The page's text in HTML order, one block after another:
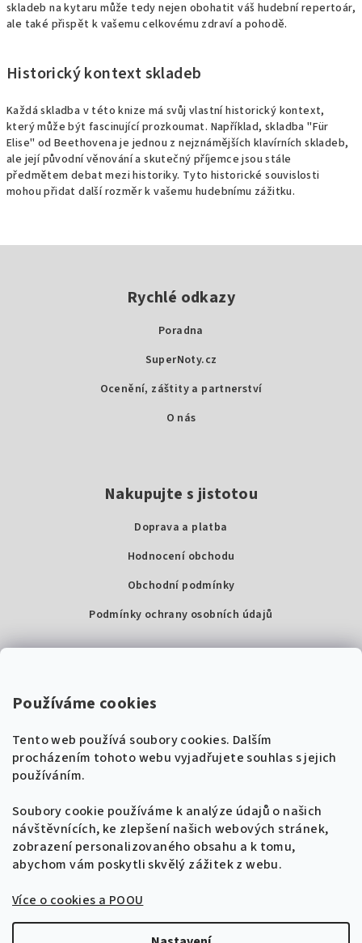
Používáme cookies
Tento web používá soubory cookies. Dalším
procházením tohoto webu vyjadřujete souhlas s jejich
používáním.
Soubory cookie používáme k analýze údajů o našich
návštěvnících, ke zlepšení našich webových stránek,
zobrazení personalizovaného obsahu a k tomu,
abychom vám poskytli skvělý zážitek z webu.
Více o cookies a POOU
skladeb na kytaru může tedy nejen obohatit váš hudební repertoár,
ale také přispět k vašemu celkovému zdraví a pohodě.
Historický kontext skladeb
Každá skladba v této knize má svůj vlastní historický kontext,
který může být fascinující prozkoumat. Například, skladba "Für
Elise" od Beethovena je jednou z nejznámějších klavírních skladeb,
ale její původní věnování a skutečný příjemce jsou stále
předmětem debat mezi historiky. Tyto historické souvislosti
mohou přidat další rozměr k vašemu hudebnímu zážitku.
Rychlé odkazy
Poradna
SuperNoty.cz
Ocenění, záštity a partnerství
O nás
Nakupujte s jistotou
Doprava a platba
Hodnocení obchodu
Obchodní podmínky
Podmínky ochrany osobních údajů
Super Noty, s.r.o.
IČ: 04568672
+420 604 485 792
info@supernoty.cz
V pracovních dnech od 8:00 do 17:00
VISA
🎸 Naladíme tě na nové zpěvníky!
Získej tipy, novinky a 10 % slevuna první
objednávku.
Přihlásit se k odběru
Zásady zpracování osobních údajů